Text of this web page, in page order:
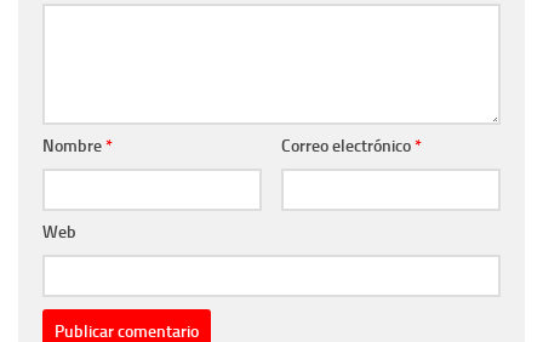
Nombre* Correo electrónico*
Web